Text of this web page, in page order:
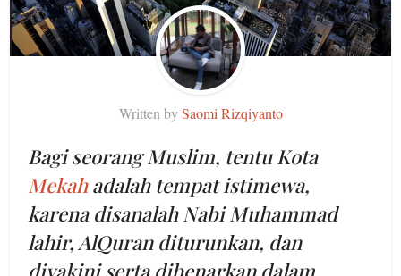
Written bySaomi Rizqiyanto
Bagi seorang Muslim, tentu Kota
Mekahadalah tempat istimewa,
karena disanalah Nabi Muhammad
lahir, AlQuran diturunkan, dan